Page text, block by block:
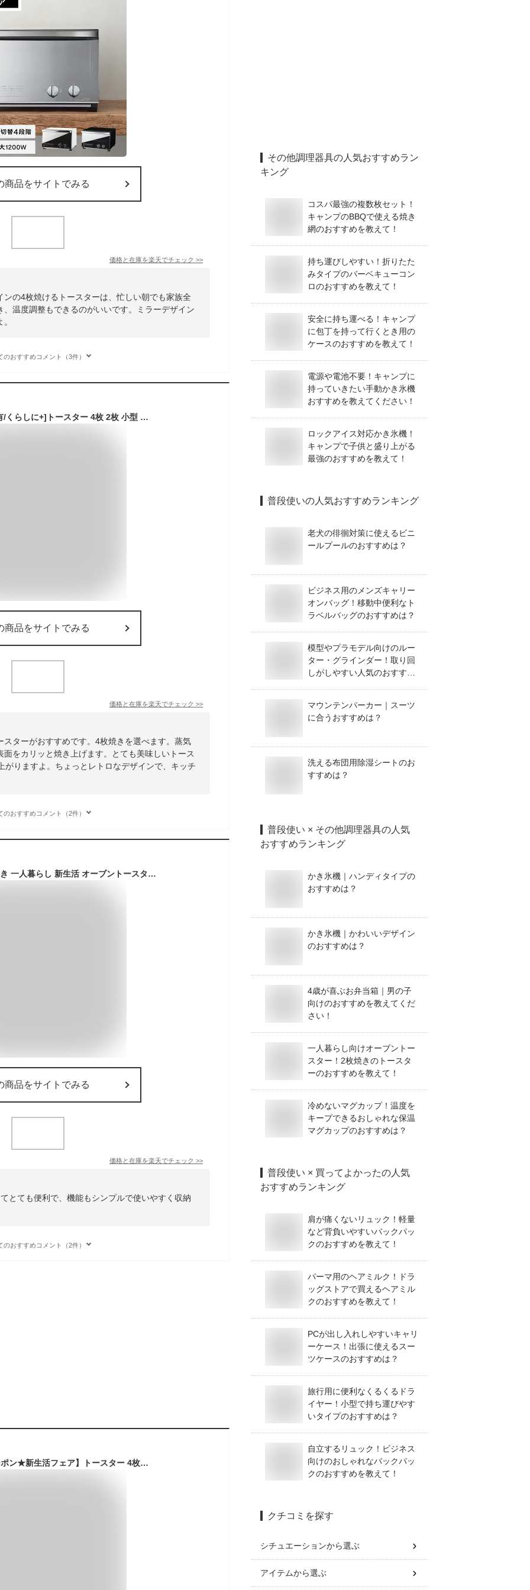
商品をサイトでみる
価格と在庫を楽天でチェック >>
の4枚焼けるトースターは、忙しい朝でも家族全
温度調整もできるのがいいです。ミラーデザイン
のおすすめコメント（3件）
[100円OFFクーポン有/くらしに+]トースター 4枚 2枚 小型 おしゃれ シンプル コンパクト スチーム 4枚焼き 2枚焼き レトロ かわいい スチームトースター アイリスオーヤマ カーボントースター SOT-401 SOT-201
商品をサイトでみる
価格と在庫を楽天でチェック >>
ターがおすすめです。4枚焼きを選べます。蒸気
をカリッと焼き上げます。とても美味しいトース
がりますよ。ちょっとレトロなデザインで、キッチ
のおすすめコメント（2件）
トースター 4枚 4枚焼き 一人暮らし 新生活 オーブントースター 4枚 ミラー調 ミラーガラス ひとり暮らし トースト 食パン 四枚 温度調節 新生活 キッチン家電 一人暮らし POT-413-B アイリスオーヤマ[安心延長保証対象]
商品をサイトでみる
価格と在庫を楽天でチェック >>
とても便利で、機能もシンプルで使いやすく収納
のおすすめコメント（2件）
【最大400円OFFクーポン★新生活フェア】トースター 4枚焼き アイリスオーヤマ 一人暮らし トースター 4枚 オーブントースター 小型 コンパクト 上下ヒーター 温度調節 受け皿付 スライドオープン シンプル 食パン おしゃれ EOT-032-CW EOT-032-HA
その他調理器具の人気おすすめラン
キング
コスパ最強の複数枚セット！
キャンプのBBQで使える焼き
網のおすすめを教えて！
持ち運びしやすい！折りたた
みタイプのバーベキューコン
ロのおすすめを教えて！
安全に持ち運べる！キャンプ
に包丁を持って行くとき用の
ケースのおすすめを教えて！
電源や電池不要！キャンプに
持っていきたい手動かき氷機
おすすめを教えてください！
ロックアイス対応かき氷機！
キャンプで子供と盛り上がる
最強のおすすめを教えて！
普段使いの人気おすすめランキング
老犬の徘徊対策に使えるビニ
ールプールのおすすめは？
ビジネス用のメンズキャリー
オンバッグ！移動中便利なト
ラベルバッグのおすすめは？
模型やプラモデル向けのルー
ター・グラインダー！取り回
しがしやすい人気のおすすめ
マウンテンパーカー｜スーツ
に合うおすすめは？
洗える布団用除湿シートのお
すすめは？
普段使い × その他調理器具の人気
おすすめランキング
かき氷機｜ハンディタイプの
おすすめは？
かき氷機｜かわいいデザイン
のおすすめは？
4歳が喜ぶお弁当箱｜男の子
向けのおすすめを教えてくだ
さい！
一人暮らし向けオーブントー
スター！2枚焼きのトースタ
ーのおすすめを教えて！
冷めないマグカップ！温度を
キープできるおしゃれな保温
マグカップのおすすめは？
普段使い × 買ってよかったの人気
おすすめランキング
肩が痛くないリュック！軽量
など背負いやすいバックパッ
クのおすすめを教えて！
パーマ用のヘアミルク！ドラ
ッグストアで買えるヘアミル
クのおすすめを教えて！
PCが出し入れしやすいキャリ
ーケース！出張に使えるスー
ツケースのおすすめは？
旅行用に便利なくるくるドラ
イヤー！小型で持ち運びやす
いタイプのおすすめは？
自立するリュック！ビジネス
向けのおしゃれなバックパッ
クのおすすめを教えて！
クチコミを探す
シチュエーションから選ぶ
アイテムから選ぶ